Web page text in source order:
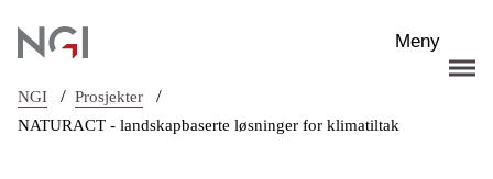
Meny
NGI / Prosjekter /
NATURACT - landskapbaserte løsninger for klimatiltak